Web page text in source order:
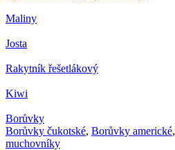
Maliny
Josta
Rakytník řešetlákový
Kiwi
Borůvky
Borůvky čukotské, Borůvky americké,
muchovníky